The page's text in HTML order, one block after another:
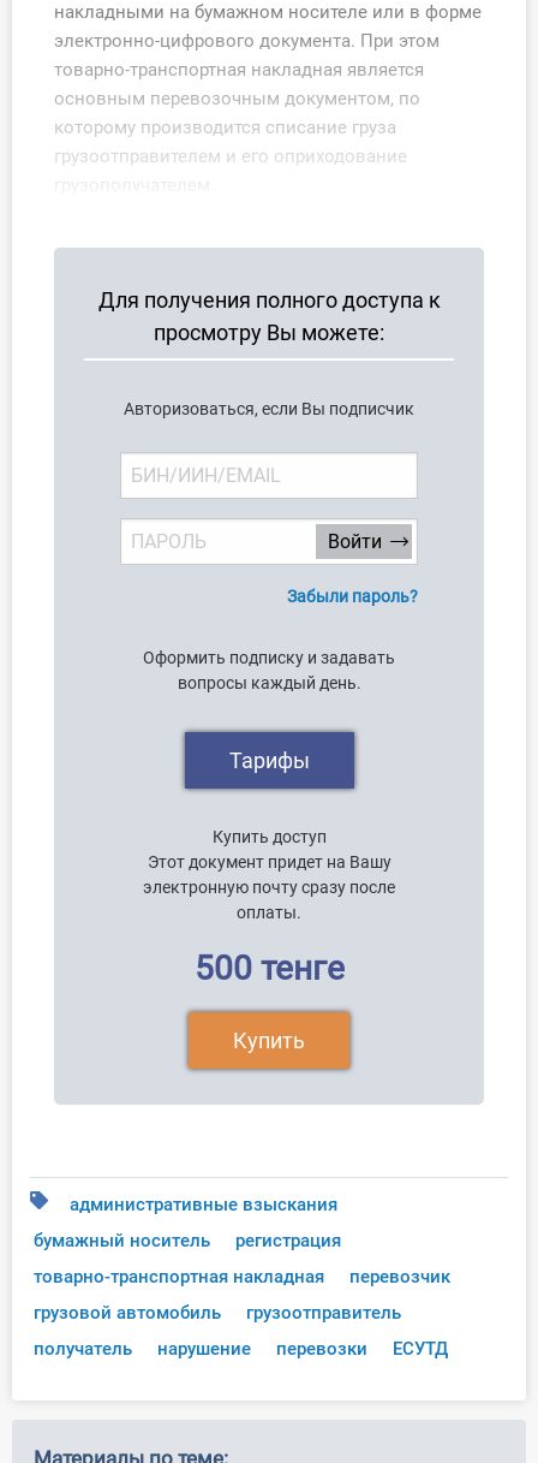
Тестирование для
бухгалтера
накладными на бумажном носителе или в форме
электронно-цифрового документа. При этом
товарно-транспортная накладная является
основным перевозочным документом, по
которому производится списание груза
грузоотправителем и его оприходование
Для получения полного доступа к
просмотру Вы можете:
Авторизоваться, если Вы подписчик
Забыли пароль?
Оформить подписку и задавать
вопросы каждый день.
Тарифы
Купить доступ
Этот документ придет на Вашу
электронную почту сразу после
оплаты.
500 тенге
Купить
административные взыскания
бумажный носитель
регистрация
товарно-транспортная накладная
перевозчик
грузовой автомобиль
грузоотправитель
получатель
нарушение перевозки ЕСУТД